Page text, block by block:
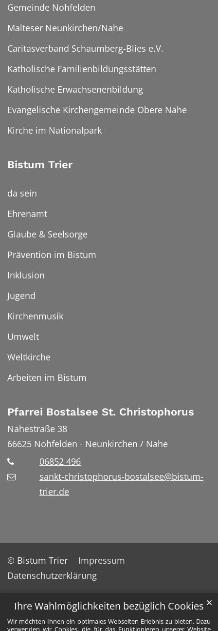
Ihre Wahlmöglichkeiten bezüglich Cookies
Wir möchten Ihnen ein optimales Webseiten-Erlebnis zu bieten. Dazu
verwenden wir Cookies, die für das Funktionieren unserer Website
✕
Gemeinde Nohfelden
Malteser Neunkirchen/Nahe
Caritasverband Schaumberg-Blies e.V.
Katholische Familienbildungsstätten
Katholische Erwachsenenbildung
Evangelische Kirchengemeinde Obere Nahe
Kirche im Nationalpark
Bistum Trier
da sein
Ehrenamt
Glaube & Seelsorge
Prävention im Bistum
Inklusion
Jugend
Kirchenmusik
Umwelt
Weltkirche
Arbeiten im Bistum
Pfarrei Bostalsee St. Christophorus
Nahestraße 38
66625 Nohfelden - Neunkirchen / Nahe
06852 496
sankt-christophorus-bostalsee@bistum-
trier.de
© Bistum Trier
Impressum
Datenschutzerklärung